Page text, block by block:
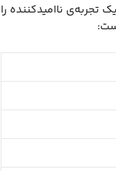
ناامیدکننده را